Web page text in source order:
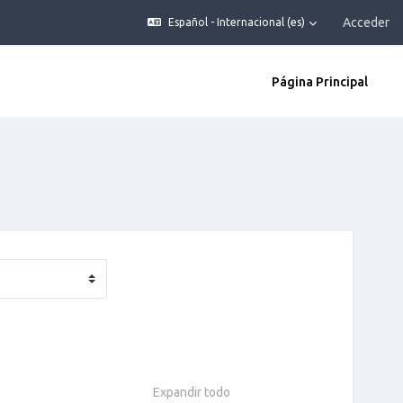
Español - Internacional ‎(es)‎ Acceder
Página Principal
Expandir todo